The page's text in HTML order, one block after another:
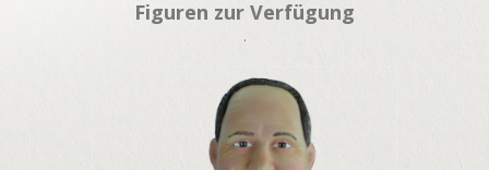
Figuren zur Verfügung
.